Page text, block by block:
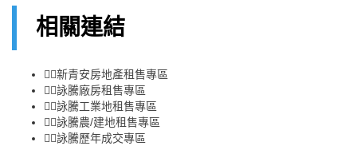
相關連結
👉🏻新青安房地產租售專區
👉🏻詠騰廠房租售專區
👉🏻詠騰工業地租售專區
👉🏻詠騰農/建地租售專區
👉🏻詠騰歷年成交專區